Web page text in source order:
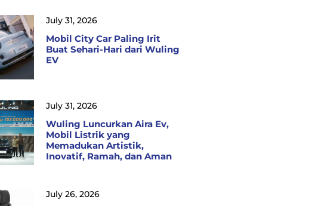
Mobil City Car Paling Irit
Buat Sehari-Hari dari Wuling
EV
July 31, 2026
Wuling Luncurkan Aira Ev,
Mobil Listrik yang
Memadukan Artistik,
Inovatif, Ramah, dan Aman
July 31, 2026
July 26, 2026